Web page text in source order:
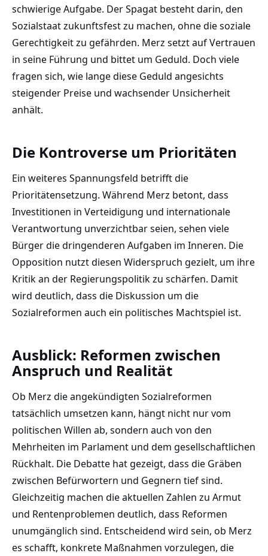
schwierige Aufgabe. Der Spagat besteht darin, den
Sozialstaat zukunftsfest zu machen, ohne die soziale
Gerechtigkeit zu gefährden. Merz setzt auf Vertrauen
in seine Führung und bittet um Geduld. Doch viele
fragen sich, wie lange diese Geduld angesichts
steigender Preise und wachsender Unsicherheit
anhält.
Die Kontroverse um Prioritäten
Ein weiteres Spannungsfeld betrifft die
Prioritätensetzung. Während Merz betont, dass
Investitionen in Verteidigung und internationale
Verantwortung unverzichtbar seien, sehen viele
Bürger die dringenderen Aufgaben im Inneren. Die
Opposition nutzt diesen Widerspruch gezielt, um ihre
Kritik an der Regierungspolitik zu schärfen. Damit
wird deutlich, dass die Diskussion um die
Sozialreformen auch ein politisches Machtspiel ist.
Ausblick: Reformen zwischen
Anspruch und Realität
Ob Merz die angekündigten Sozialreformen
tatsächlich umsetzen kann, hängt nicht nur vom
politischen Willen ab, sondern auch von den
Mehrheiten im Parlament und dem gesellschaftlichen
Rückhalt. Die Debatte hat gezeigt, dass die Gräben
zwischen Befürwortern und Gegnern tief sind.
Gleichzeitig machen die aktuellen Zahlen zu Armut
und Rentenproblemen deutlich, dass Reformen
unumgänglich sind. Entscheidend wird sein, ob Merz
es schafft, konkrete Maßnahmen vorzulegen, die